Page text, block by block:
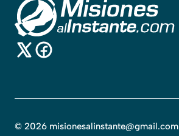
© 2026 misionesalinstante@gmail.com